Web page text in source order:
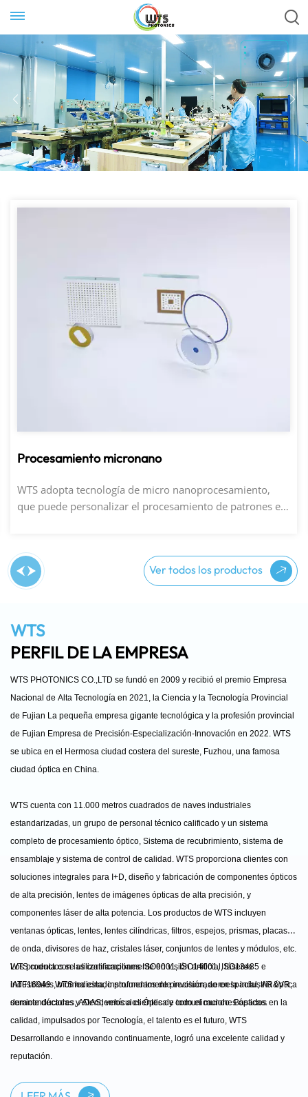
Procesamiento micronano
WTS adopta tecnología de micro nanoprocesamiento,
que puede personalizar el procesamiento de patrones en
Ver todos los productos
WTS
PERFIL DE LA EMPRESA
WTS PHOTONICS CO.,LTD se fundó en 2009 y recibió el premio Empresa
Nacional de Alta Tecnología en 2021, la Ciencia y la Tecnología Provincial
de Fujian La pequeña empresa gigante tecnológica y la profesión provincial
de Fujian Empresa de Precisión-Especialización-Innovación en 2022. WTS
se ubica en el
Hermosa ciudad costera del sureste, Fuzhou, una famosa
ciudad óptica en China.
WTS cuenta con 11.000 metros cuadrados de naves industriales
estandarizadas, un grupo de personal técnico calificado y un sistema
completo de procesamiento óptico, Sistema de recubrimiento, sistema de
ensamblaje y sistema de control de calidad. WTS proporciona clientes con
soluciones integrales para I+D, diseño y fabricación de componentes ópticos
de alta precisión, lentes de imágenes ópticas de alta precisión, y
componentes láser de alta potencia. Los productos de WTS incluyen
ventanas ópticas, lentes, lentes cilíndricas, filtros, espejos, prismas, placas
de onda, divisores de haz, cristales láser, conjuntos de lentes y módulos, etc.
Los productos se utilizan ampliamente en visión artificial, láseres
industriales, biomedicina,instrumentos de precisión, aeroespacial, AR&VR,
semiconductores, ADAS, vehículosÓptica y comunicaciones ópticas.
WTS cuenta con las certificaciones ISO9001, ISO14001, ISO13485 e
IATF16949. WTS ha estado profundamente involucrado en la industria óptica
durante décadas yAtendemos a clientes de todo el mundo. Basados ​​en la
calidad, impulsados ​​por Tecnología, el talento es el futuro, WTS
Desarrollando e innovando continuamente, logró una excelente calidad y
reputación.